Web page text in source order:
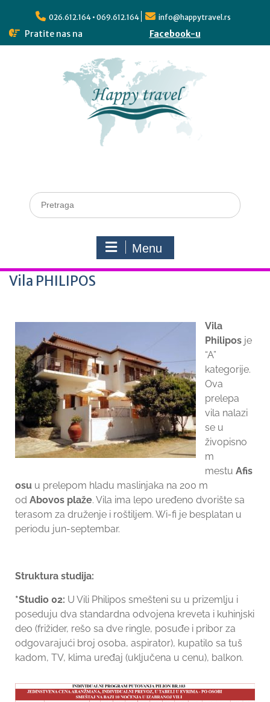
026.612.164 • 069.612.164 info@happytravel.rs
Pratite nas na Facebook-u
Menu
Vila PHILIPOS
Vila
Philipos je
“A”
kategorije.
Ova
prelepa
vila nalazi
se u
živopisno
m
mestu Afis
osu u prelepom hladu maslinjaka na 200 m
od Abovos plaže. Vila ima lepo uređeno dvorište sa
terasom za druženje i roštiljem. Wi-fi je besplatan u
periodu jun-septembar.
Struktura studija:
*Studio 02: U Vili Philipos smešteni su u prizemlju i
poseduju dva standardna odvojena kreveta i kuhinjski
deo (frižider, rešo sa dve ringle, posuđe i pribor za
odgovarajući broj osoba, aspirator), kupatilo sa tuš
kadom, TV, klima uređaj (uključena u cenu), balkon.